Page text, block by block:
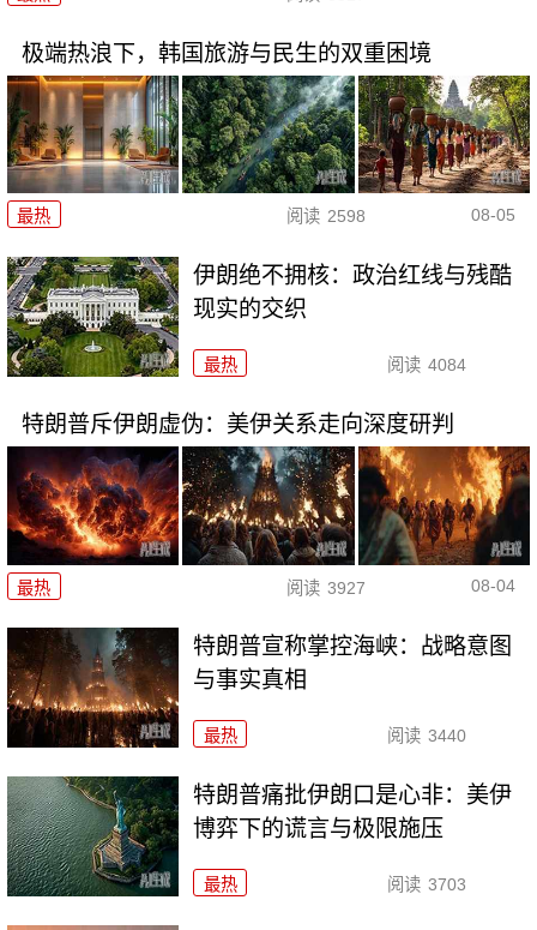
极端热浪下，韩国旅游与民生的双重困境
最热 阅读 2598 08-05
伊朗绝不拥核：政治红线与残酷
现实的交织
最热 阅读 4084
特朗普斥伊朗虚伪：美伊关系走向深度研判
最热 阅读 3927 08-04
特朗普宣称掌控海峡：战略意图
与事实真相
最热 阅读 3440
特朗普痛批伊朗口是心非：美伊
博弈下的谎言与极限施压
最热 阅读 3703